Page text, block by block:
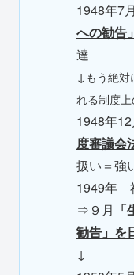
1948年7
への勧告
達
↓ もう絶
れる制度上
1948年
度審議会
扱い＝強
1949年
⇒９月
勧告」を
↓